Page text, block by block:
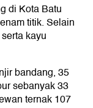
di Kota Batu
titik. Selain
kayu
bandang, 35
sebanyak 33
ternak 107